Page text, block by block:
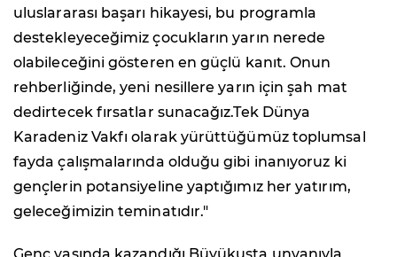
uluslararası başarı hikayesi, bu programla
destekleyeceğimiz çocukların yarın nerede
olabileceğini gösteren en güçlü kanıt. Onun
rehberliğinde, yeni nesillere yarın için şah mat
dedirtecek fırsatlar sunacağız.Tek Dünya
Karadeniz Vakfı olarak yürüttüğümüz toplumsal
fayda çalışmalarında olduğu gibi inanıyoruz ki
gençlerin potansiyeline yaptığımız her yatırım,
geleceğimizin teminatıdır."